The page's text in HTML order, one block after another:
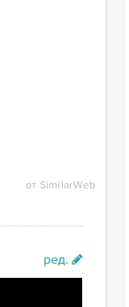
от SimilarWeb